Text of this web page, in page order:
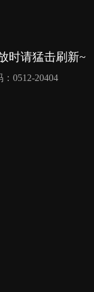
时请猛击刷新~
0512-20404